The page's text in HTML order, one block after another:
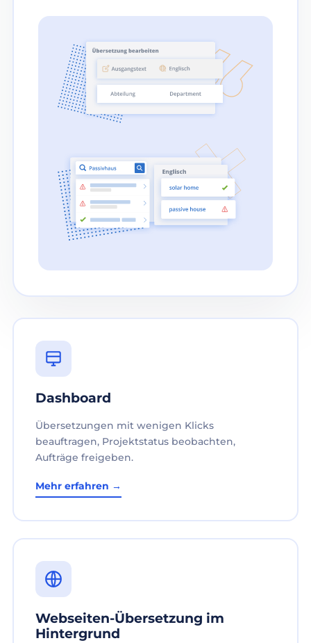
Dashboard
Übersetzungen mit wenigen Klicks
beauftragen, Projektstatus beobachten,
Aufträge freigeben.
Mehr erfahren →
Webseiten-Übersetzung im
Hintergrund